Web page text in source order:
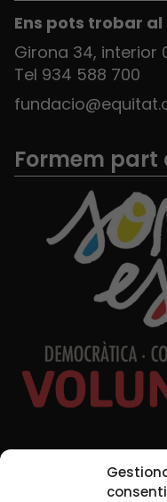
Ens pots trobar al
Girona 34, interior
Tel 934 588 700
Formem part
Xarxes